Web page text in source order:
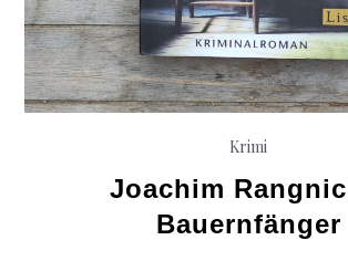
Krimi
Joachim
Bauernfänger